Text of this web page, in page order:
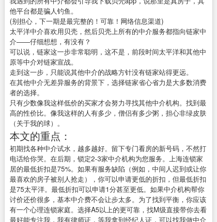
他平台都是骗人钓鱼。
(别担心，下一期是最完整的！可靠！网络信息渠道)
太平洋中介喜欢用贝壳，然后贝壳上所有的中介服务都指向链家中
介——仔细想想，有没有？
可以说，链家这一步非常聪明，这不是，前段时间太平洋和其他中
原等中介对链家宣战。
走到这一步，只能说其他中介的战略方针没有链家站得更远。
在其他中介无差异服务的背景下，选择链家省心省力是大多数消费
者的选择。
只有少数像我这样低价的买家才会努力寻找其他中介机构。找到最
高的性价比。像我这样的人有多少，僧侣有多少粥，担心非绿皮肤
（关于我的球）。
本文的重点：
初期找各种中介试水，越多越好。留下专门看房的新号码，不然打
电话给你哭。在后期，锁定2-3家中介机构为您服务。上海连锁家
居的最低折扣是75%。如果有服务缺陷（例如，中间人迟到或让你
最喜欢的房子被别人抢走），你可以申请更低的折扣，但最低折扣
是75太平洋。最低折扣可以申请1分甚至更低。如果中介机构帮你
讨价还价很多，基本中介费不会让步太多。为了找到平衡，你应该
有一个心理连锁家庭。选择A5以上的更可靠，找M级直接带你去看
最好能专注我，我有律师证，等我拿到经纪人证，可以找我做中介